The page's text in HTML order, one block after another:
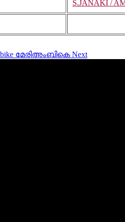
S.JANAKI /
മേരിഅംബികെNext